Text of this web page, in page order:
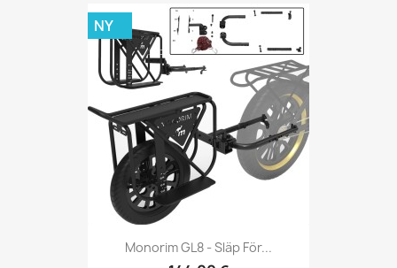
Monorim GL8 - Släp För...
NY